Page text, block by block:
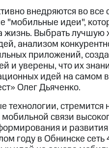
внедряются во
"мобильные идеи",
жизнь. Выбрать
анализом
приложений,
и уверены, что их
идей на самом
Олег Дьяченко.
стремится
связи
и
году в Обнинске